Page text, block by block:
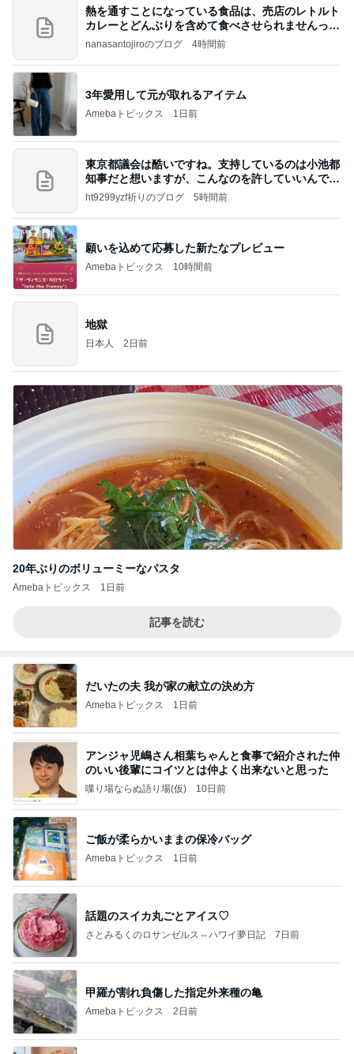
熱を通すことになっている食品は、売店のレトルト
カレーとどんぶりを含めて食べさせられませんっ
て、男
nanasantojiroのブログ 4時間前
3年愛用して元が取れるアイテム
Amebaトピックス 1日前
東京都議会は酷いですね。支持しているのは小池都
知事だと想いますが、こんなのを許していいんです
か？
ht9299yzf祈りのブログ 5時間前
願いを込めて応募した新たなプレビュー
Amebaトピックス 10時間前
地獄
日本人 2日前
20年ぶりのボリューミーなパスタ
Amebaトピックス 1日前
記事を読む
だいたの夫 我が家の献立の決め方
Amebaトピックス 1日前
アンジャ児嶋さん相葉ちゃんと食事で紹介された仲
のいい後輩にコイツとは仲よく出来ないと思った
喋り場ならぬ語り場(仮) 10日前
ご飯が柔らかいままの保冷バッグ
Amebaトピックス 1日前
話題のスイカ丸ごとアイス♡
さとみるくのロサンゼルス⇔ハワイ夢日記 7日前
甲羅が割れ負傷した指定外来種の亀
Amebaトピックス 2日前